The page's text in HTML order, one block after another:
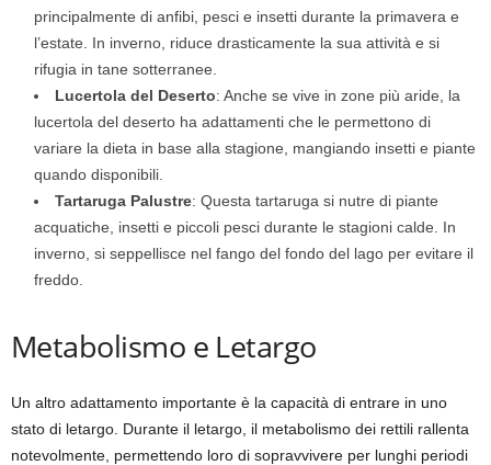
principalmente di anfibi, pesci e insetti durante la primavera e
l’estate. In inverno, riduce drasticamente la sua attività e si
rifugia in tane sotterranee.
Lucertola del Deserto: Anche se vive in zone più aride, la
lucertola del deserto ha adattamenti che le permettono di
variare la dieta in base alla stagione, mangiando insetti e piante
quando disponibili.
Tartaruga Palustre: Questa tartaruga si nutre di piante
acquatiche, insetti e piccoli pesci durante le stagioni calde. In
inverno, si seppellisce nel fango del fondo del lago per evitare il
freddo.
Metabolismo e Letargo
Un altro adattamento importante è la capacità di entrare in uno
stato di letargo. Durante il letargo, il metabolismo dei rettili rallenta
notevolmente, permettendo loro di sopravvivere per lunghi periodi